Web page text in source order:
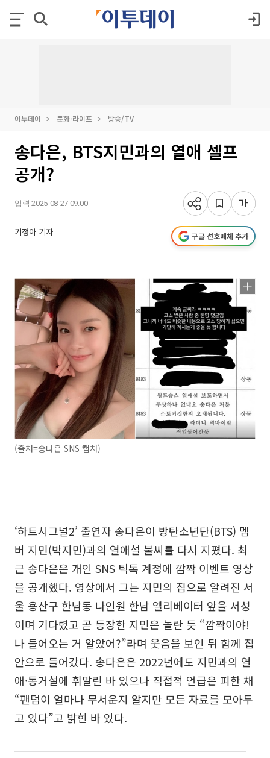
이투데이 문화·라이프 방송/TV
송다은, BTS지민과의 열애 셀프
공개?
입력 2025-08-27 09:00
기정아 기자 구글 선호매체 추가
(출처=송다은 SNS 캡처)
‘하트시그널2’ 출연자 송다은이 방탄소년단(BTS) 멤
버 지민(박지민)과의 열애설 불씨를 다시 지폈다. 최
근 송다은은 개인 SNS 틱톡 계정에 깜짝 이벤트 영상
을 공개했다. 영상에서 그는 지민의 집으로 알려진 서
울 용산구 한남동 나인원 한남 엘리베이터 앞을 서성
이며 기다렸고 곧 등장한 지민은 놀란 듯 “깜짝이야!
나 들어오는 거 알았어?”라며 웃음을 보인 뒤 함께 집
안으로 들어갔다. 송다은은 2022년에도 지민과의 열
애·동거설에 휘말린 바 있으나 직접적 언급은 피한 채
“팬덤이 얼마나 무서운지 알지만 모든 자료를 모아두
고 있다”고 밝힌 바 있다.